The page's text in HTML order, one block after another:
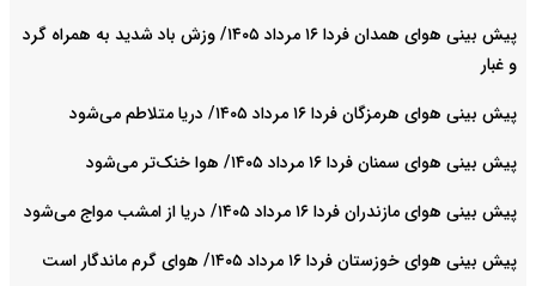
پیش بینی هوای همدان فردا ۱۶ مرداد ۱۴۰۵/ وزش باد شدید به همراه گرد
و غبار
پیش بینی هوای هرمزگان فردا ۱۶ مرداد ۱۴۰۵/ دریا متلاطم می‌شود
پیش بینی هوای سمنان فردا ۱۶ مرداد ۱۴۰۵/ هوا خنک‌تر می‌شود
پیش بینی هوای مازندران فردا ۱۶ مرداد ۱۴۰۵/ دریا از امشب مواج می‌شود
پیش بینی هوای خوزستان فردا ۱۶ مرداد ۱۴۰۵/ هوای گرم ماندگار است